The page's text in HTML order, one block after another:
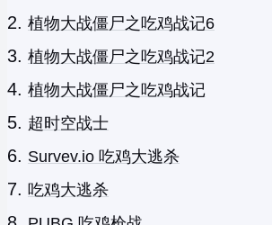
植物大战僵尸之吃鸡战记6
植物大战僵尸之吃鸡战记2
植物大战僵尸之吃鸡战记
超时空战士
Survev.io 吃鸡大逃杀
吃鸡大逃杀